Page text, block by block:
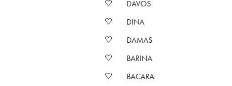
DAVOS
DINA
DAMAS
BARINA
BACARA